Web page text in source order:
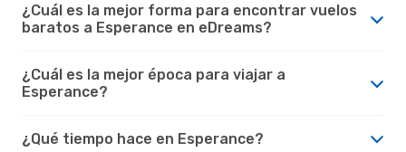
¿Cuál es la mejor forma para encontrar vuelos
baratos a Esperance en eDreams?
¿Cuál es la mejor época para viajar a
Esperance?
¿Qué tiempo hace en Esperance?